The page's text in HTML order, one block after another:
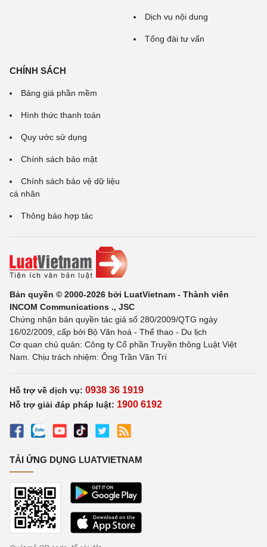
Dịch vụ nội dung
Tổng đài tư vấn
CHÍNH SÁCH
Bảng giá phần mềm
Hình thức thanh toán
Quy ước sử dụng
Chính sách bảo mật
Chính sách bảo vệ dữ liệu
cá nhân
Thông báo hợp tác
Bản quyền © 2000-2026 bởi LuatVietnam - Thành viên
INCOM Communications ., JSC
Chứng nhận bản quyền tác giả số 280/2009/QTG ngày
16/02/2009, cấp bởi Bộ Văn hoá - Thể thao - Du lịch
Cơ quan chủ quản: Công ty Cổ phần Truyền thông Luật Việt
Nam. Chịu trách nhiệm: Ông Trần Văn Trí
Hỗ trợ về dịch vụ: 0938 36 1919
Hỗ trợ giải đáp pháp luật: 1900 6192
TẢI ỨNG DỤNG LUATVIETNAM